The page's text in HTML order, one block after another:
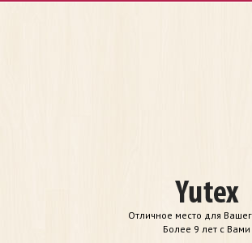
Отличное место для
Более 9 лет с Вами